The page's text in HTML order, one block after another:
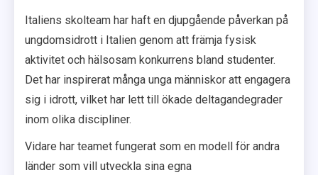
Italiens skolteam har haft en djupgående påverkan på
ungdomsidrott i Italien genom att främja fysisk
aktivitet och hälsosam konkurrens bland studenter.
Det har inspirerat många unga människor att engagera
sig i idrott, vilket har lett till ökade deltagandegrader
inom olika discipliner.
Vidare har teamet fungerat som en modell för andra
länder som vill utveckla sina egna